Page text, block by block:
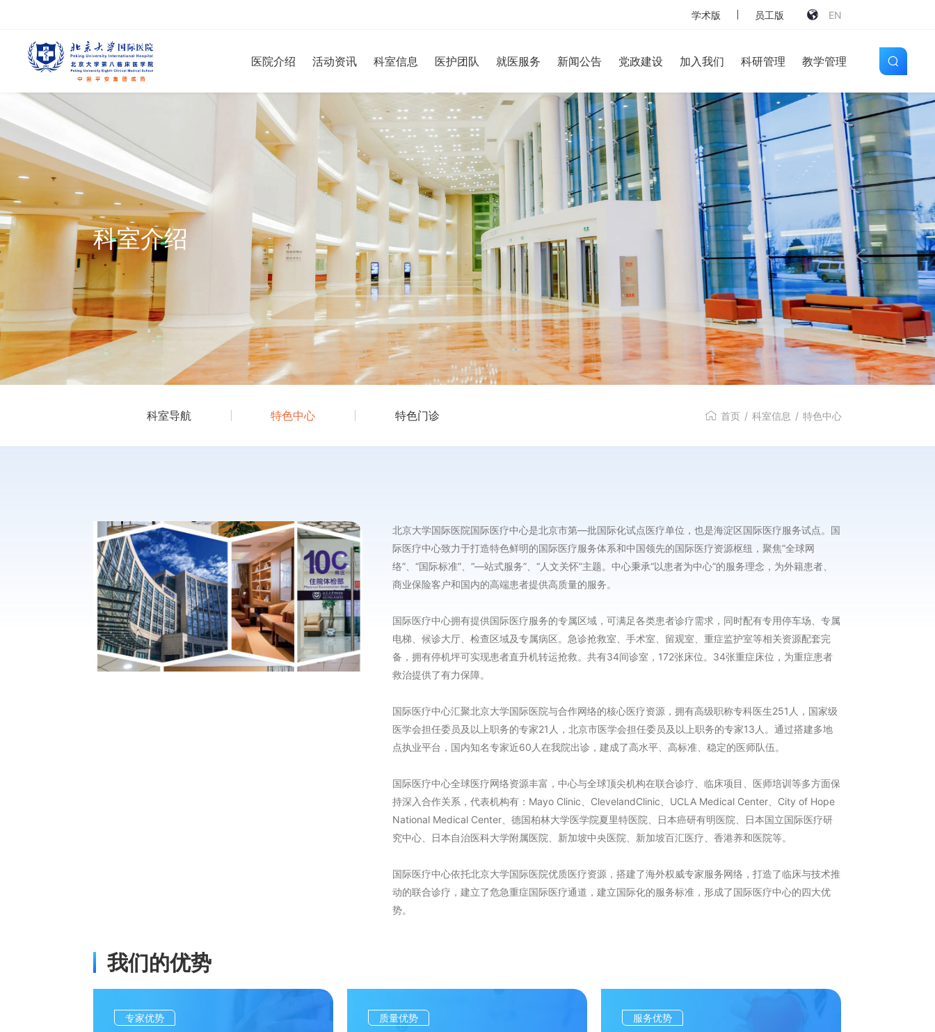
学术版 员工版 EN
医院介绍 活动资讯 科室信息 医护团队 就医服务 新闻公告 党政建设 加入我们 科研管理 教学管理
科室介绍
科室导航 特色中心 特色门诊 首页 / 科室信息 / 特色中心
北京大学国际医院国际医疗中心是北京市第—批国际化试点医疗单位，也是海淀区国际医疗服务试点。国
际医疗中心致力于打造特色鲜明的国际医疗服务体系和中国领先的国际医疗资源枢纽，聚焦“全球网
络”、“国际标准”、“—站式服务”、“人文关怀”主题。中心秉承“以患者为中心”的服务理念，为外籍患者、
商业保险客户和国内的高端患者提供高质量的服务。
国际医疗中心拥有提供国际医疗服务的专属区域，可满足各类患者诊疗需求，同时配有专用停车场、专属
电梯、候诊大厅、检查区域及专属病区。急诊抢救室、手术室、留观室、重症监护室等相关资源配套完
备，拥有停机坪可实现患者直升机转运抢救。共有34间诊室，172张床位。34张重症床位，为重症患者
救治提供了有力保障。
国际医疗中心汇聚北京大学国际医院与合作网络的核心医疗资源，拥有高级职称专科医生251人，国家级
医学会担任委员及以上职务的专家21人，北京市医学会担任委员及以上职务的专家13人。通过搭建多地
点执业平台，国内知名专家近60人在我院出诊，建成了高水平、高标准、稳定的医师队伍。
国际医疗中心全球医疗网络资源丰富，中心与全球顶尖机构在联合诊疗、临床项目、医师培训等多方面保
持深入合作关系，代表机构有：Mayo Clinic、ClevelandClinic、UCLA Medical Center、City of Hope
National Medical Center、德国柏林大学医学院夏里特医院、日本癌研有明医院、日本国立国际医疗研
究中心、日本自治医科大学附属医院、新加坡中央医院、新加坡百汇医疗、香港养和医院等。
国际医疗中心依托北京大学国际医院优质医疗资源，搭建了海外权威专家服务网络，打造了临床与技术推
动的联合诊疗，建立了危急重症国际医疗通道，建立国际化的服务标准，形成了国际医疗中心的四大优
势。
我们的优势
专家优势 质量优势 服务优势